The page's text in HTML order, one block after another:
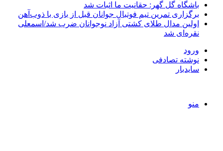
باشگاه گل گهر: حقانیت ما اثبات شد
برگزاری تمرین تیم فوتبال جوانان قبل از بازی با ذوب‌آهن
اولین مدال طلای کشتی آزاد نوجوانان ضرب شد/اسمعلی
نقره‌ای شد
ورود
نوشته تصادفی
سایدبار
منو